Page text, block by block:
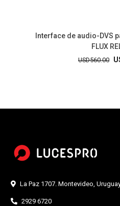
Interface de audio-DVS
FLUX
USD560.00 El
La Paz 1707. Montevideo,
2929 6720